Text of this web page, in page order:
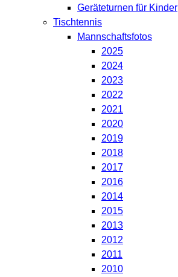
Geräteturnen für Kinder
Tischtennis
Mannschaftsfotos
2025
2024
2023
2022
2021
2020
2019
2018
2017
2016
2014
2015
2013
2012
2011
2010